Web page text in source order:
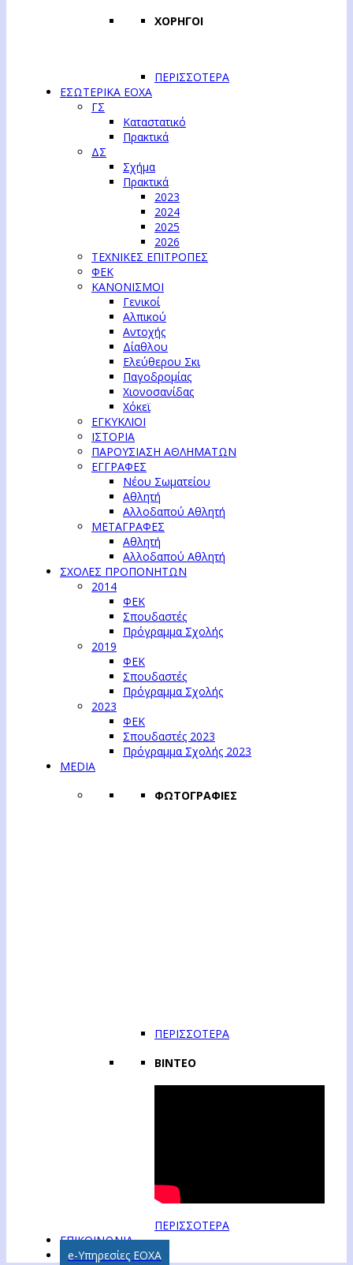
ΧΟΡΗΓΟΙ
ΠΕΡΙΣΣΟΤΕΡΑ
ΕΣΩΤΕΡΙΚΑ ΕΟΧΑ
ΓΣ
Καταστατικό
Πρακτικά
ΔΣ
Σχήμα
Πρακτικά
2023
2024
2025
2026
ΤΕΧΝΙΚΕΣ ΕΠΙΤΡΟΠΕΣ
ΦΕΚ
ΚΑΝΟΝΙΣΜΟΙ
Γενικοί
Αλπικού
Αντοχής
Δίαθλου
Ελεύθερου Σκι
Παγοδρομίας
Χιονοσανίδας
Χόκεϊ
ΕΓΚΥΚΛΙΟΙ
ΙΣΤΟΡΙΑ
ΠΑΡΟΥΣΙΑΣΗ ΑΘΛΗΜΑΤΩΝ
ΕΓΓΡΑΦΕΣ
Νέου Σωματείου
Αθλητή
Αλλοδαπού Αθλητή
ΜΕΤΑΓΡΑΦΕΣ
Αθλητή
Αλλοδαπού Αθλητή
ΣΧΟΛΕΣ ΠΡΟΠΟΝΗΤΩΝ
2014
ΦΕΚ
Σπουδαστές
Πρόγραμμα Σχολής
2019
ΦΕΚ
Σπουδαστές
Πρόγραμμα Σχολής
2023
ΦΕΚ
Σπουδαστές 2023
Πρόγραμμα Σχολής 2023
MEDIA
ΦΩΤΟΓΡΑΦΙΕΣ
ΠΕΡΙΣΣΟΤΕΡΑ
ΒΙΝΤΕΟ
ΠΕΡΙΣΣΟΤΕΡΑ
ΕΠΙΚΟΙΝΩΝΙΑ
e-Υπηρεσίες ΕΟΧΑ